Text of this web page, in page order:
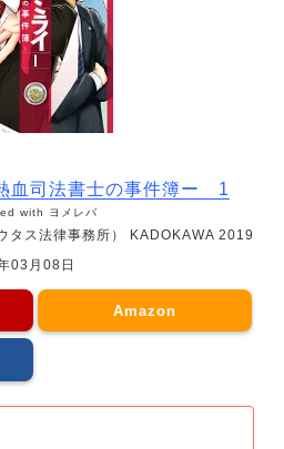
血司法書士の事件簿ー 1
with ヨメレバ
ス法律事務所） KADOKAWA 2019
03月08日
Amazon